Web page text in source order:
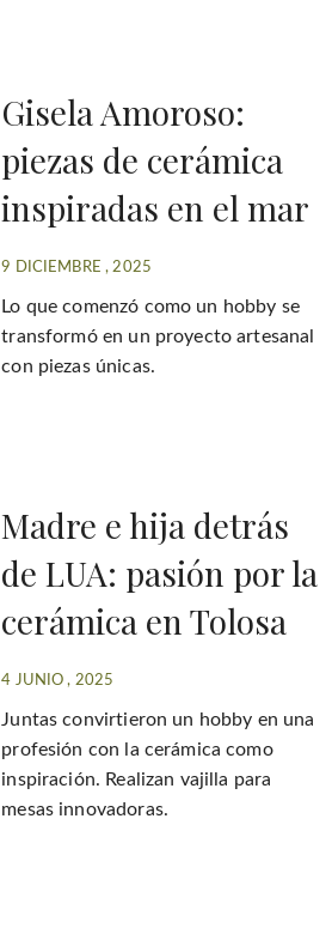
Gisela Amoroso:
piezas de cerámica
inspiradas en el mar
9 DICIEMBRE , 2025
Lo que comenzó como un hobby se
transformó en un proyecto artesanal
con piezas únicas.
Madre e hija detrás
de LUA: pasión por la
cerámica en Tolosa
4 JUNIO , 2025
Juntas convirtieron un hobby en una
profesión con la cerámica como
inspiración. Realizan vajilla para
mesas innovadoras.